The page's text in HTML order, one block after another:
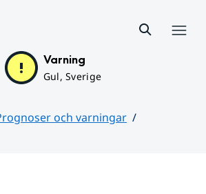
Varning
Gul, Sverige
och varningar